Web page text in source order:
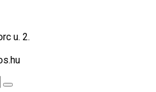
u. 2.